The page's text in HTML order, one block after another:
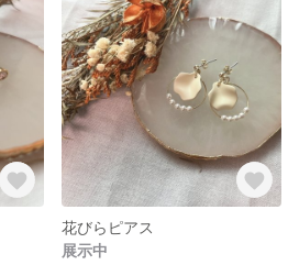
花びらピアス
展示中